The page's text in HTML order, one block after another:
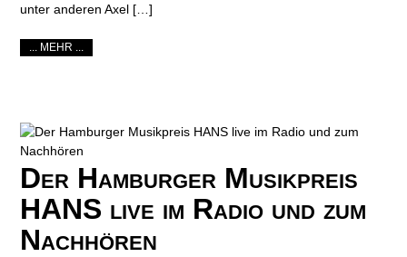
unter anderen Axel […]
... MEHR ...
Der Hamburger Musikpreis
HANS live im Radio und zum
Nachhören